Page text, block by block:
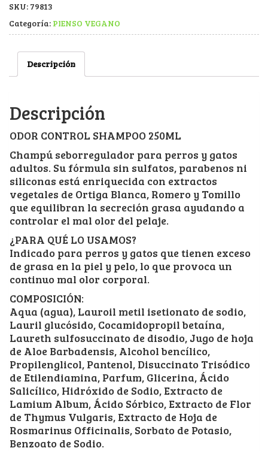
SKU: 79813
Categoría: PIENSO VEGANO
Descripción
Descripción
ODOR CONTROL SHAMPOO 250ML
Champú seborregulador para perros y gatos
adultos. Su fórmula sin sulfatos, parabenos ni
siliconas está enriquecida con extractos
vegetales de Ortiga Blanca, Romero y Tomillo
que equilibran la secreción grasa ayudando a
controlar el mal olor del pelaje.
¿PARA QUÉ LO USAMOS?
Indicado para perros y gatos que tienen exceso
de grasa en la piel y pelo, lo que provoca un
continuo mal olor corporal.
COMPOSICIÓN:
Aqua (agua), Lauroil metil isetionato de sodio,
Lauril glucósido, Cocamidopropil betaína,
Laureth sulfosuccinato de disodio, Jugo de hoja
de Aloe Barbadensis, Alcohol bencílico,
Propilenglicol, Pantenol, Disuccinato Trisódico
de Etilendiamina, Parfum, Glicerina, Ácido
Salicílico, Hidróxido de Sodio, Extracto de
Lamium Album, Ácido Sórbico, Extracto de Flor
de Thymus Vulgaris, Extracto de Hoja de
Rosmarinus Officinalis, Sorbato de Potasio,
Benzoato de Sodio.